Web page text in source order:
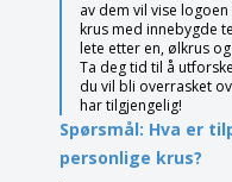
av dem vil vise
krus med innebygde
lete etter en, ølkrus
Ta deg tid til å
du vil bli overrasket
har tilgjengelig!
Spørsmål: Hva er
personlige krus?